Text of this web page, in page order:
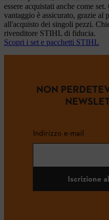
essere acquistati anche come
vantaggio è assicurato, grazie al
all'acquisto dei singoli pezzi.
rivenditore STIHL di fiducia.
Scopri i set e pacchetti STIHL
NON
Indirizzo e-mail
Iscrizione